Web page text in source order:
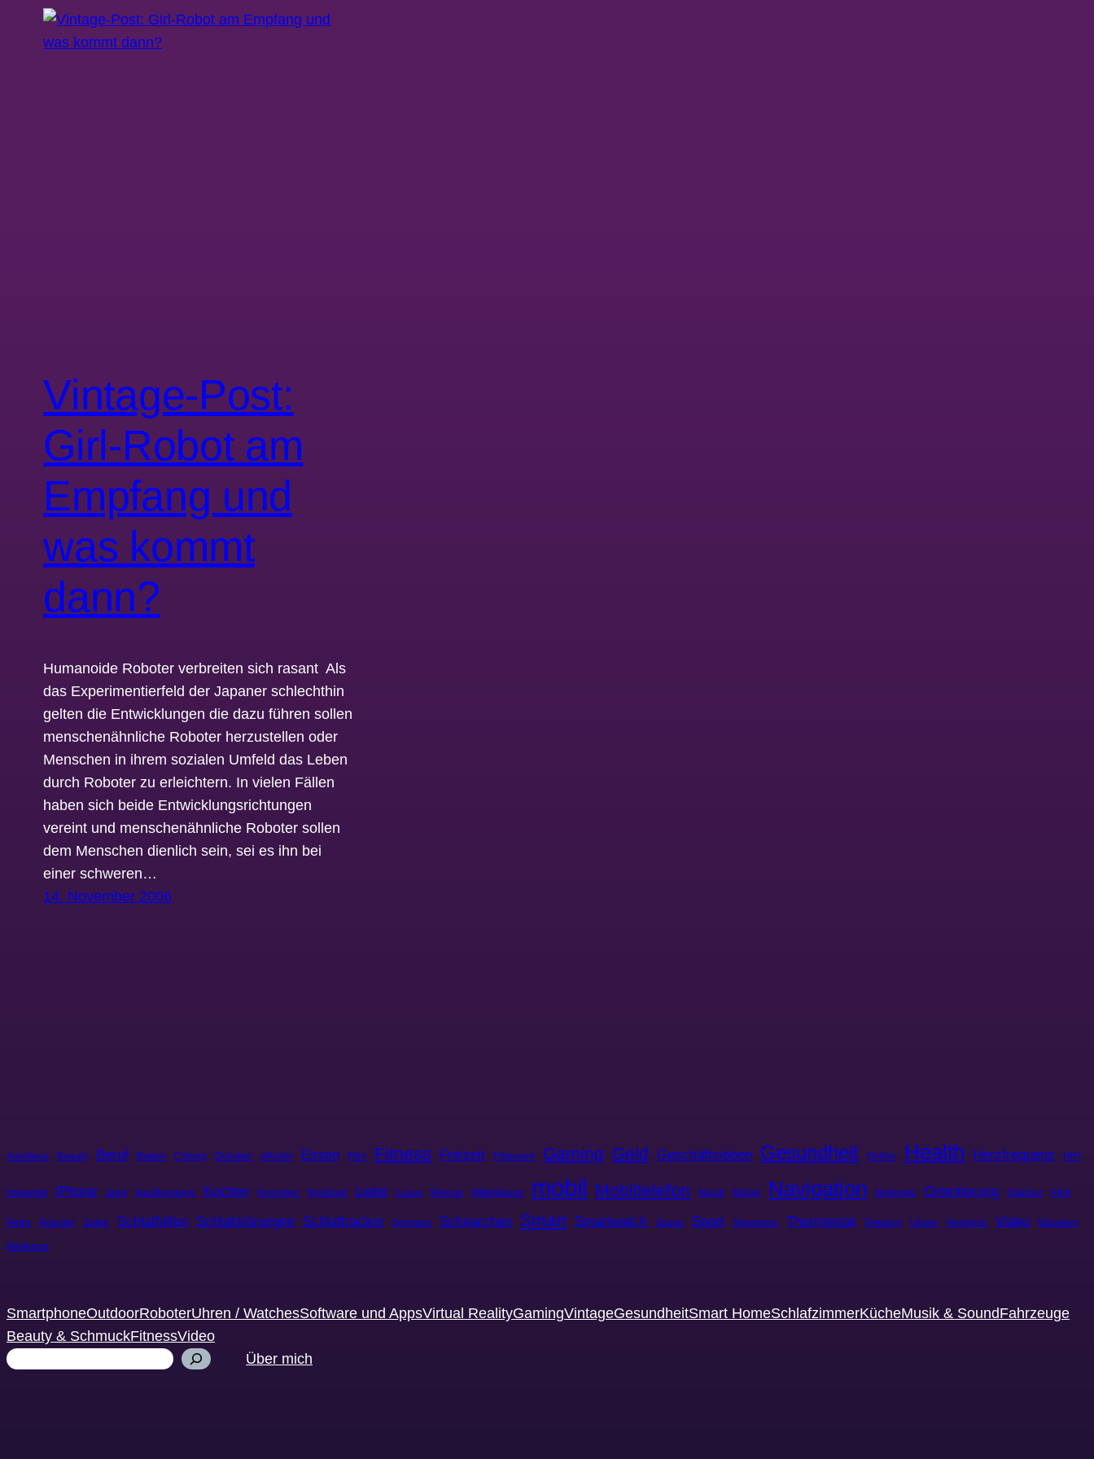
Vintage-Post:
Girl-Robot am
Empfang und
was kommt
dann?
Humanoide Roboter verbreiten sich rasant Als
das Experimentierfeld der Japaner schlechthin
gelten die Entwicklungen die dazu führen sollen
menschenähnliche Roboter herzustellen oder
Menschen in ihrem sozialen Umfeld das Leben
durch Roboter zu erleichtern. In vielen Fällen
haben sich beide Entwicklungsrichtungen
vereint und menschenähnliche Roboter sollen
dem Menschen dienlich sein, sei es ihn bei
einer schweren…
14. November 2006
Assistenz Beauty Beruf Braten Cyborg Dünsten eRoller Essen Film Fitness Freizeit Friteusen Gaming Geld Geschäftsideen Gesundheit Grillen Health Herzfrequenz HiFi
Implantat iPhone Jagd Kaufberatung Kochen Konsolen Kreislauf Liebe Luxus Minicar Mittelklasse mobil Mobiltelefon Musik Möbel Navigation Nintendo Orientierung Outdoor Pilot
Retro Roboter Safari Schlafhilfen Schlafstörungen Schlaftracker Schmerz Schnarchen Smart Smartwatch Space Sport Streaming Thermostat Trekking Uhren Vergleich Video Wandern
Weltraum
SmartphoneOutdoorRoboterUhren / WatchesSoftware und AppsVirtual RealityGamingVintageGesundheitSmart HomeSchlafzimmerKücheMusik & SoundFahrzeuge
Beauty & SchmuckFitnessVideo
Suchen
Über mich